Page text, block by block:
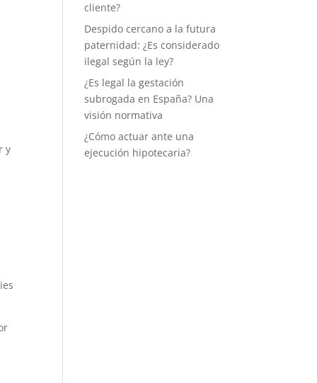
y
cliente?
Despido cercano a la futura
paternidad: ¿Es considerado
ilegal según la ley?
¿Es legal la gestación
subrogada en España? Una
visión normativa
¿Cómo actuar ante una
ejecución hipotecaria?